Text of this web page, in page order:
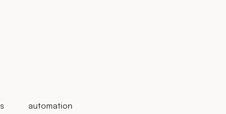
automation